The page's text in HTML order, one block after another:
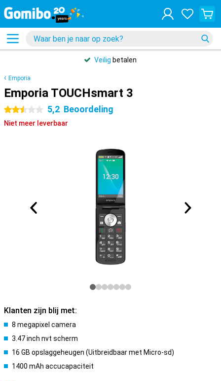
Veilig betalen
Emporia
Emporia TOUCHsmart 3
2.5 sterren 5,2 Beoordeling
Niet meer leverbaar
Klanten zijn blij met:
8 megapixel camera
3.47 inch nvt scherm
16 GB opslaggeheugen (Uitbreidbaar met Micro-sd)
1400 mAh accucapaciteit